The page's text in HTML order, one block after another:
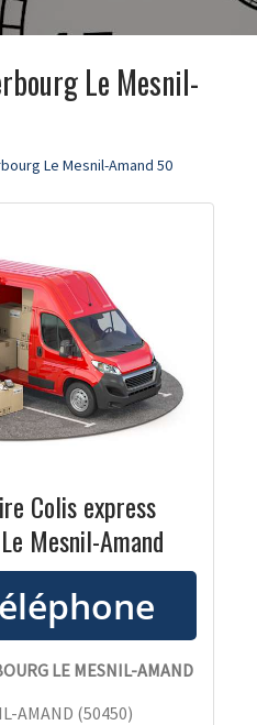
Le Mesnil-
Le Mesnil-Amand 50
Colis express
Mesnil-Amand
LE MESNIL-AMAND
AMAND (50450)